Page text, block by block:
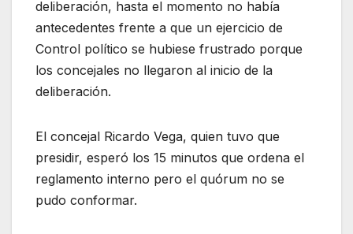
deliberación, hasta el momento no había
antecedentes frente a que un ejercicio de
Control político se hubiese frustrado porque
los concejales no llegaron al inicio de la
deliberación.
El concejal Ricardo Vega, quien tuvo que
presidir, esperó los 15 minutos que ordena el
reglamento interno pero el quórum no se
pudo conformar.